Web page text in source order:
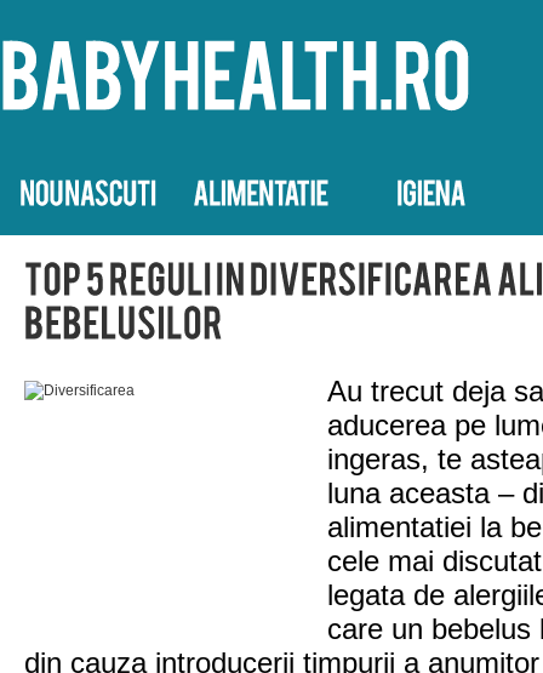
Au trecut deja
aducerea pe
ingeras, te
luna aceasta –
alimentatiei la
cele mai
legata de
care un bebelus
din cauza introducerii timpurii a